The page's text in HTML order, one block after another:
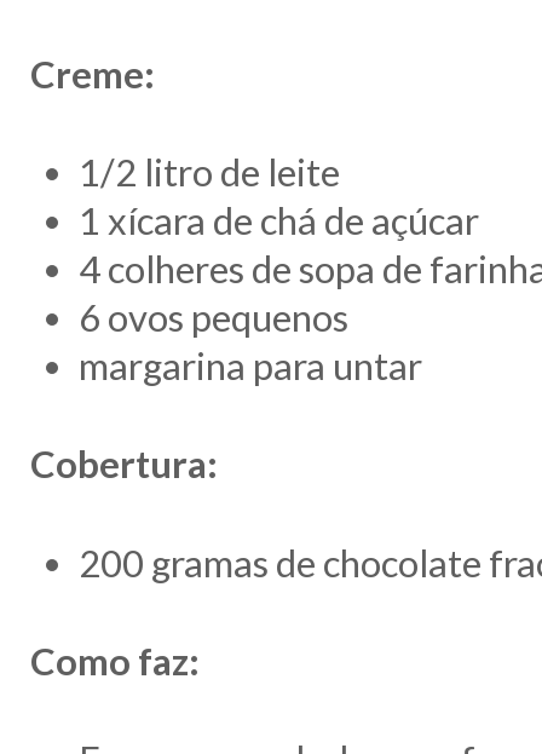
Creme:
1/2 litro de leite
1 xícara de chá de açúcar
4 colheres de sopa de
6 ovos pequenos
margarina para untar
Cobertura:
200 gramas de chocolate
Como faz: